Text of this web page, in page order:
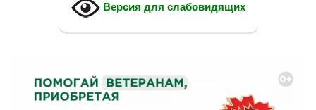
Версия для слабовидящих